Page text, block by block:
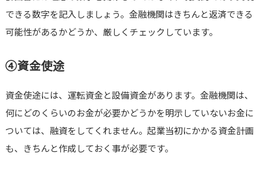
できる数字を記入しましょう。金融機関はきちんと返済できる
可能性があるかどうか、厳しくチェックしています。
④資金使途
資金使途には、運転資金と設備資金があります。金融機関は、
何にどのくらいのお金が必要かどうかを明示していないお金に
ついては、融資をしてくれません。起業当初にかかる資金計画
も、きちんと作成しておく事が必要です。